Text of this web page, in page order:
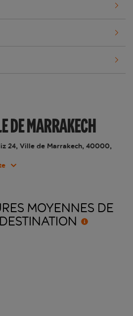
DE MARRAKECH
24, Ville de Marrakech, 40000,
MOYENNES DE
DESTINATION